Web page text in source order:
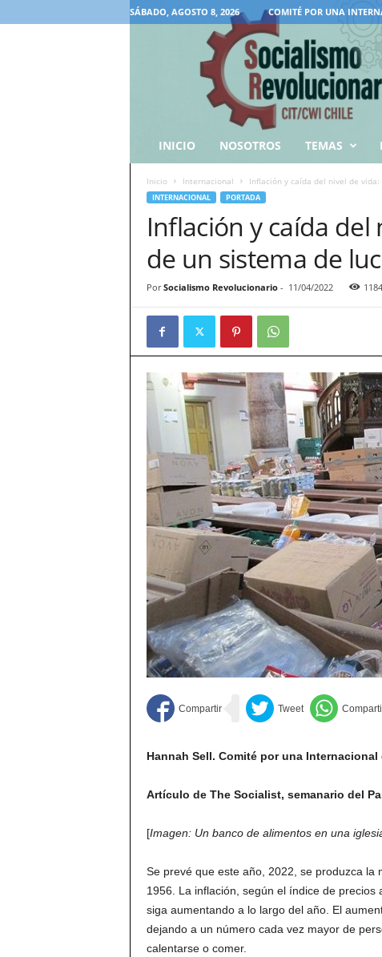
SÁBADO, AGOSTO 8, 2026 COMITÉ POR UNA
INICIO NOSOTROS TEMAS
Inicio Internacional Inflación y caída del nivel de
INTERNACIONAL PORTADA
Inflación y caída
de un sistema de
Por Socialismo Revolucionario- 11/04/2022 1184
Hannah Sell. Comité por una Internacional
Artículo de The Socialist, semanario del
[Imagen: Un banco de alimentos en una
Se prevé que este año, 2022, se produzca la
1956. La inflación, según el índice de
siga aumentando a lo largo del año. El
dejando a un número cada vez mayor de
calentarse o comer.